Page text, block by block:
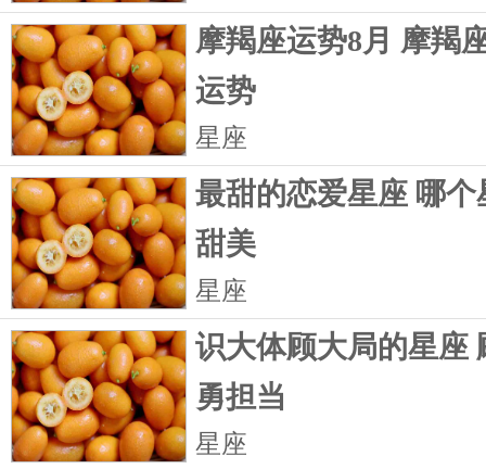
摩羯座运势8月 摩羯
运势
星座
最甜的恋爱星座 哪
甜美
星座
识大体顾大局的星座
勇担当
星座